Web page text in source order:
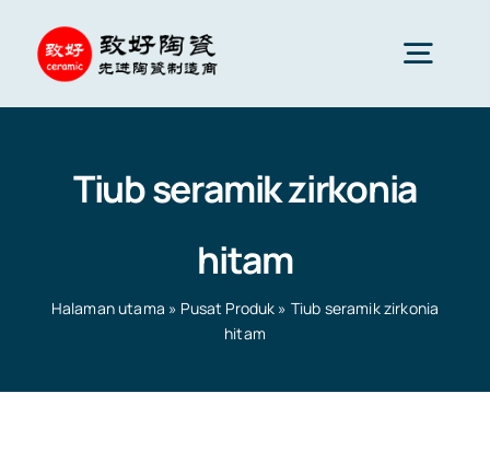
content
Perkhidmatan
Gunaan Seramik
Tiub seramik zirkonia
hitam
Halaman utama » Pusat Produk » Tiub seramik zirkonia
hitam